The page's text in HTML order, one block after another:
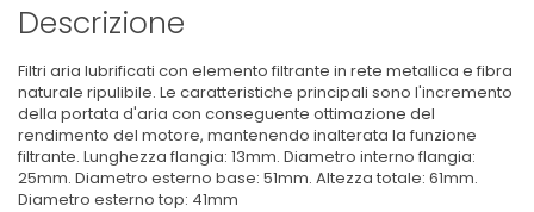
Descrizione
Filtri aria lubrificati con elemento filtrante in rete metallica e fibra
naturale ripulibile. Le caratteristiche principali sono l'incremento
della portata d'aria con conseguente ottimazione del
rendimento del motore, mantenendo inalterata la funzione
filtrante. Lunghezza flangia: 13mm. Diametro interno flangia:
25mm. Diametro esterno base: 51mm. Altezza totale: 61mm.
Diametro esterno top: 41mm